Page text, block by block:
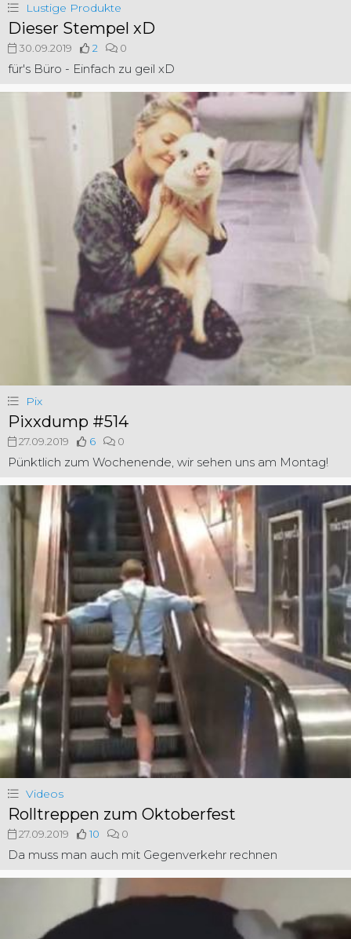
Lustige Produkte
Dieser Stempel xD
30.09.2019 2 0
für's Büro - Einfach zu geil xD
Pix
Pixxdump #514
27.09.2019 6 0
Pünktlich zum Wochenende, wir sehen uns am Montag!
Videos
Rolltreppen zum Oktoberfest
27.09.2019 10 0
Da muss man auch mit Gegenverkehr rechnen